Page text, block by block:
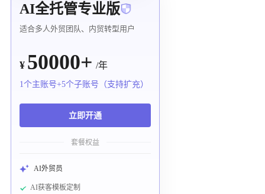
AI全托管专业版
适合多人外贸团队、内贸转型用户
¥ 50000+ /年
1个主账号+5个子账号（支持扩充）
立即开通
套餐权益
AI外贸员
AI获客模板定制